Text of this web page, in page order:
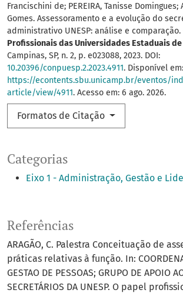
Categorias
Eixo 1 - Administração, Gestão e
Francischini de; PEREIRA, Tanisse Domingues;
Gomes. Assessoramento e a evolução do
administrativo UNESP: análise e comparação.
Profissionais das Universidades Estaduais de
Campinas, SP, n. 2, p. e023088, 2023. DOI:
10.20396/conpuesp.2.2023.4911. Disponível em:
https://econtents.sbu.unicamp.br/eventos/
article/view/4911. Acesso em: 6 ago. 2026.
Formatos de Citação
Referências
ARAGÃO, C. Palestra Conceituação de
práticas relativas à função. In:
GESTAO DE PESSOAS; GRUPO DE APOIO
SECRETÁRIOS DA UNESP. O papel